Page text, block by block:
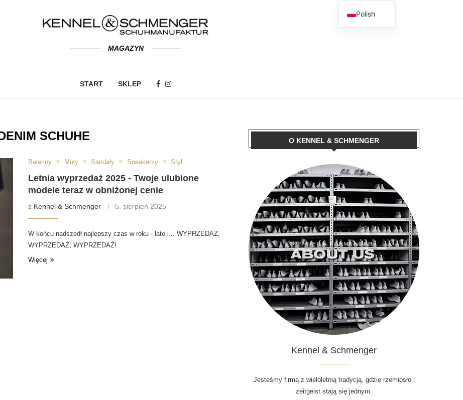
MAGAZYN
START SKLEP
SCHUHE
Baleriny Muły Sandały Sneakersy Styl
Letnia wyprzedaż 2025 - Twoje ulubione
modele teraz w obniżonej cenie
z Kennel & Schmenger 5. sierpień 2025
W końcu nadszedł najlepszy czas w roku - lato i... WYPRZEDAŻ,
WYPRZEDAŻ, WYPRZEDAŻ!
Więcej
O KENNEL & SCHMENGER
Kennel & Schmenger
Jesteśmy firmą z wieloletnią tradycją, gdzie rzemiosło i
zeitgeist stają się jednym.
Polish